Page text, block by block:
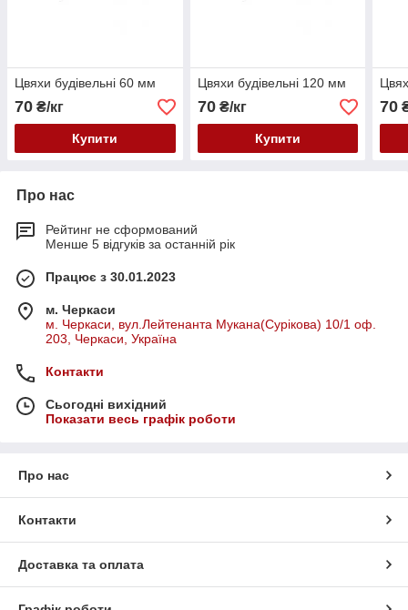
Цвяхи будівельні 60 мм
70 ₴/кг
Купити
Цвяхи будівельні 120 мм
70₴/кг
Купити
70
Про нас
Рейтинг не сформований
Менше 5 відгуків за останній рік
Працює з 30.01.2023
м. Черкаси
м. Черкаси, вул.Лейтенанта Мукана(Сурікова) 10/1 оф.
203, Черкаси, Україна
Контакти
Сьогодні вихідний
Показати весь графік роботи
Про нас
Контакти
Доставка та оплата